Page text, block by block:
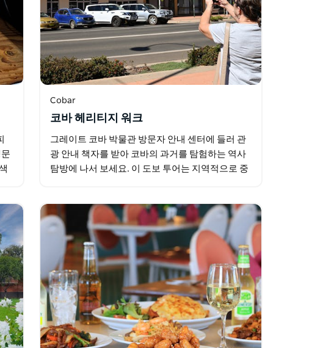
Cobar
코바 헤리티지 워크
그레이트 코바 박물관 방문자 안내 센터에 들러 관
광 안내 책자를 받아 코바의 과거를 탐험하는 역사
탐방에 나서 보세요. 이 도보 투어는 지역적으로 중